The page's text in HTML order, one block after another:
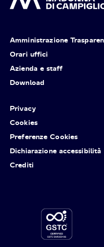
Amministrazione
Orari uffici
Azienda e staff
Download
Privacy
Cookies
Preferenze Cookies
Dichiarazione accessibilità
Crediti